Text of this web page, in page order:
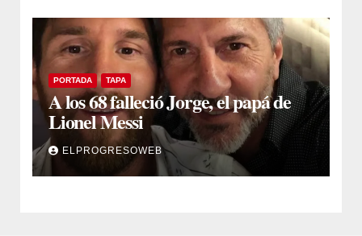
PORTADA TAPA
A los 68 falleció Jorge, el papá de
Lionel Messi
ELPROGRESOWEB